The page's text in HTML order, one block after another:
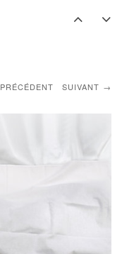
PRÉCÉDENT SUIVANT